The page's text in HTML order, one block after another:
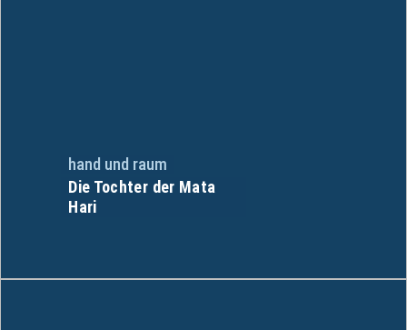
hand und raum
Die Tochter der Mata
Hari